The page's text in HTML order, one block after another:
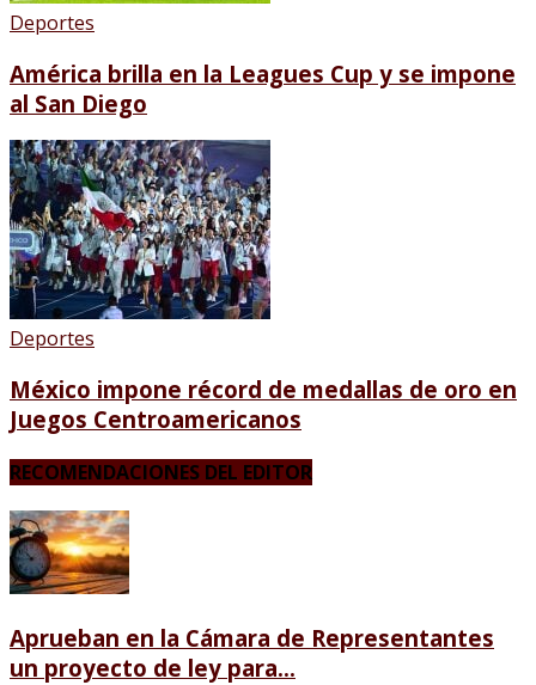
Deportes
América brilla en la Leagues Cup y se impone
al San Diego
Deportes
México impone récord de medallas de oro en
Juegos Centroamericanos
RECOMENDACIONES DEL EDITOR
Aprueban en la Cámara de Representantes
un proyecto de ley para...